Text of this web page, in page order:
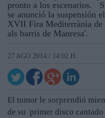
pronto a los escenarios.
se anunció la suspensión
XVII Fira Mediterrània de
als barris de Manresa'.
27 AGO 2014 / 14:02 H.
El tumor le sorprendió
de su primer disco